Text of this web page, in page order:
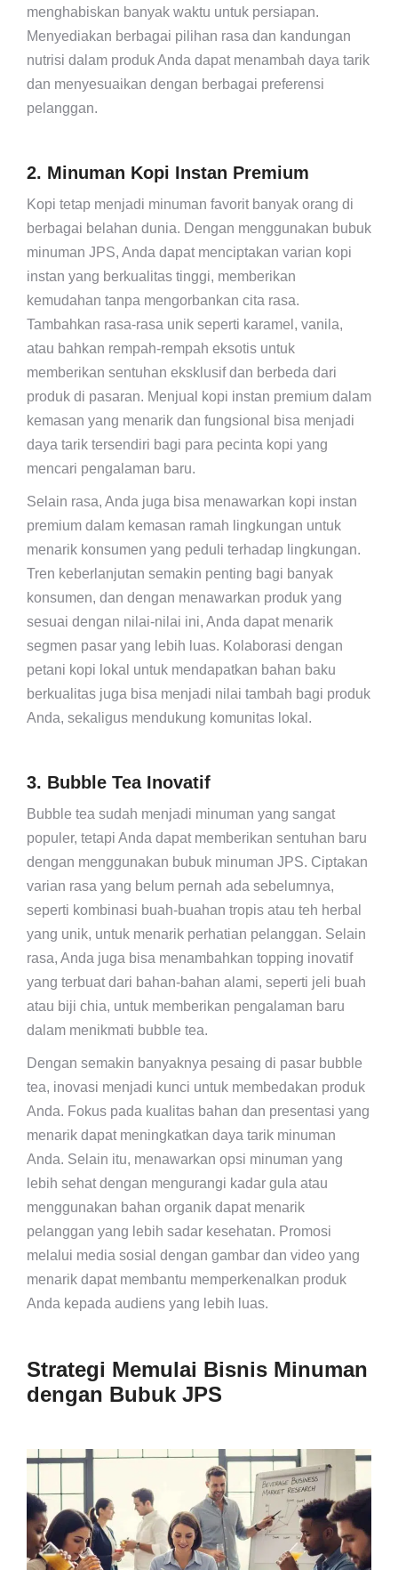
menghabiskan banyak waktu untuk persiapan.
Menyediakan berbagai pilihan rasa dan kandungan
nutrisi dalam produk Anda dapat menambah daya tarik
dan menyesuaikan dengan berbagai preferensi
pelanggan.
2. Minuman Kopi Instan Premium
Kopi tetap menjadi minuman favorit banyak orang di
berbagai belahan dunia. Dengan menggunakan bubuk
minuman JPS, Anda dapat menciptakan varian kopi
instan yang berkualitas tinggi, memberikan
kemudahan tanpa mengorbankan cita rasa.
Tambahkan rasa-rasa unik seperti karamel, vanila,
atau bahkan rempah-rempah eksotis untuk
memberikan sentuhan eksklusif dan berbeda dari
produk di pasaran. Menjual kopi instan premium dalam
kemasan yang menarik dan fungsional bisa menjadi
daya tarik tersendiri bagi para pecinta kopi yang
mencari pengalaman baru.
Selain rasa, Anda juga bisa menawarkan kopi instan
premium dalam kemasan ramah lingkungan untuk
menarik konsumen yang peduli terhadap lingkungan.
Tren keberlanjutan semakin penting bagi banyak
konsumen, dan dengan menawarkan produk yang
sesuai dengan nilai-nilai ini, Anda dapat menarik
segmen pasar yang lebih luas. Kolaborasi dengan
petani kopi lokal untuk mendapatkan bahan baku
berkualitas juga bisa menjadi nilai tambah bagi produk
Anda, sekaligus mendukung komunitas lokal.
3. Bubble Tea Inovatif
Bubble tea sudah menjadi minuman yang sangat
populer, tetapi Anda dapat memberikan sentuhan baru
dengan menggunakan bubuk minuman JPS. Ciptakan
varian rasa yang belum pernah ada sebelumnya,
seperti kombinasi buah-buahan tropis atau teh herbal
yang unik, untuk menarik perhatian pelanggan. Selain
rasa, Anda juga bisa menambahkan topping inovatif
yang terbuat dari bahan-bahan alami, seperti jeli buah
atau biji chia, untuk memberikan pengalaman baru
dalam menikmati bubble tea.
Dengan semakin banyaknya pesaing di pasar bubble
tea, inovasi menjadi kunci untuk membedakan produk
Anda. Fokus pada kualitas bahan dan presentasi yang
menarik dapat meningkatkan daya tarik minuman
Anda. Selain itu, menawarkan opsi minuman yang
lebih sehat dengan mengurangi kadar gula atau
menggunakan bahan organik dapat menarik
pelanggan yang lebih sadar kesehatan. Promosi
melalui media sosial dengan gambar dan video yang
menarik dapat membantu memperkenalkan produk
Anda kepada audiens yang lebih luas.
Strategi Memulai Bisnis Minuman
dengan Bubuk JPS